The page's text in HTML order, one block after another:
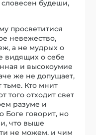
будеши,
просветитися
невежество,
а не мудрых о
видящих о себе
и высокоумие
же не допущает,
тьме. Кто мнит
того отходит свет
разуме и
Боге говорит, но
что выше
не можем, и чим